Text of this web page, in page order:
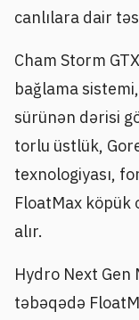
canlılara dair
Cham Storm
bağlama
sürünən dərisi
torlu üstlük,
texnologiyası,
FloatMax
alır.
Hydro Next Gen
təbəqədə